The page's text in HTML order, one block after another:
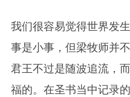
我们很容易觉得世界发
事是小事，但梁牧师并
君王不过是随波追流，
福的。在圣书当中记录